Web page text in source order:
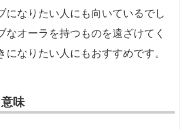
になりたい人にも向いているでし
なオーラを持つものを遠ざけてく
になりたい人にもおすすめです。
味